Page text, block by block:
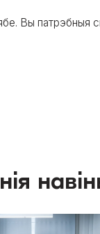
Вы патрэбныя